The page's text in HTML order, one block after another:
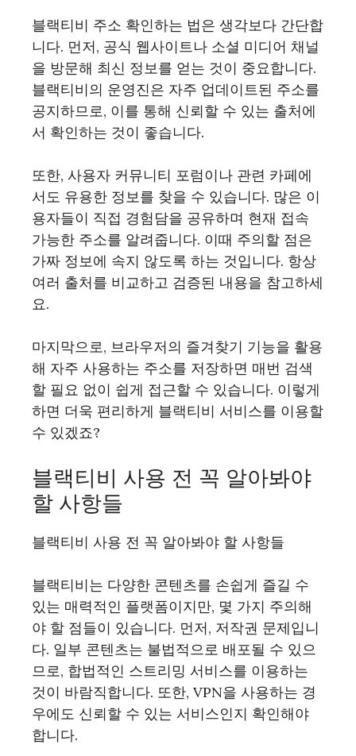
블랙티비 주소 확인하는 법은 생각보다 간단합
니다. 먼저, 공식 웹사이트나 소셜 미디어 채널
을 방문해 최신 정보를 얻는 것이 중요합니다.
블랙티비의 운영진은 자주 업데이트된 주소를
공지하므로, 이를 통해 신뢰할 수 있는 출처에
서 확인하는 것이 좋습니다.
또한, 사용자 커뮤니티 포럼이나 관련 카페에
서도 유용한 정보를 찾을 수 있습니다. 많은 이
용자들이 직접 경험담을 공유하며 현재 접속
가능한 주소를 알려줍니다. 이때 주의할 점은
가짜 정보에 속지 않도록 하는 것입니다. 항상
여러 출처를 비교하고 검증된 내용을 참고하세
요.
마지막으로, 브라우저의 즐겨찾기 기능을 활용
해 자주 사용하는 주소를 저장하면 매번 검색
할 필요 없이 쉽게 접근할 수 있습니다. 이렇게
하면 더욱 편리하게 블랙티비 서비스를 이용할
수 있겠죠?
블랙티비 사용 전 꼭 알아봐야
할 사항들
블랙티비 사용 전 꼭 알아봐야 할 사항들
블랙티비는 다양한 콘텐츠를 손쉽게 즐길 수
있는 매력적인 플랫폼이지만, 몇 가지 주의해
야 할 점들이 있습니다. 먼저, 저작권 문제입니
다. 일부 콘텐츠는 불법적으로 배포될 수 있으
므로, 합법적인 스트리밍 서비스를 이용하는
것이 바람직합니다. 또한, VPN을 사용하는 경
우에도 신뢰할 수 있는 서비스인지 확인해야
합니다.